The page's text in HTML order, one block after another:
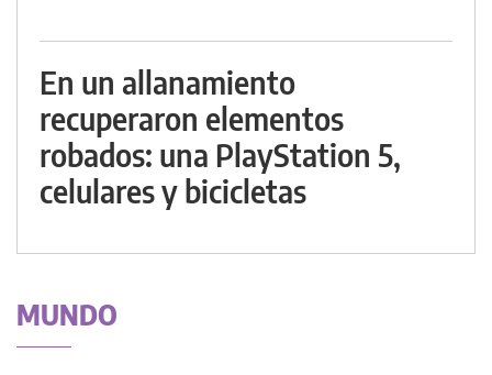
En un allanamiento
recuperaron elementos
robados: una PlayStation 5,
celulares y bicicletas
MUNDO